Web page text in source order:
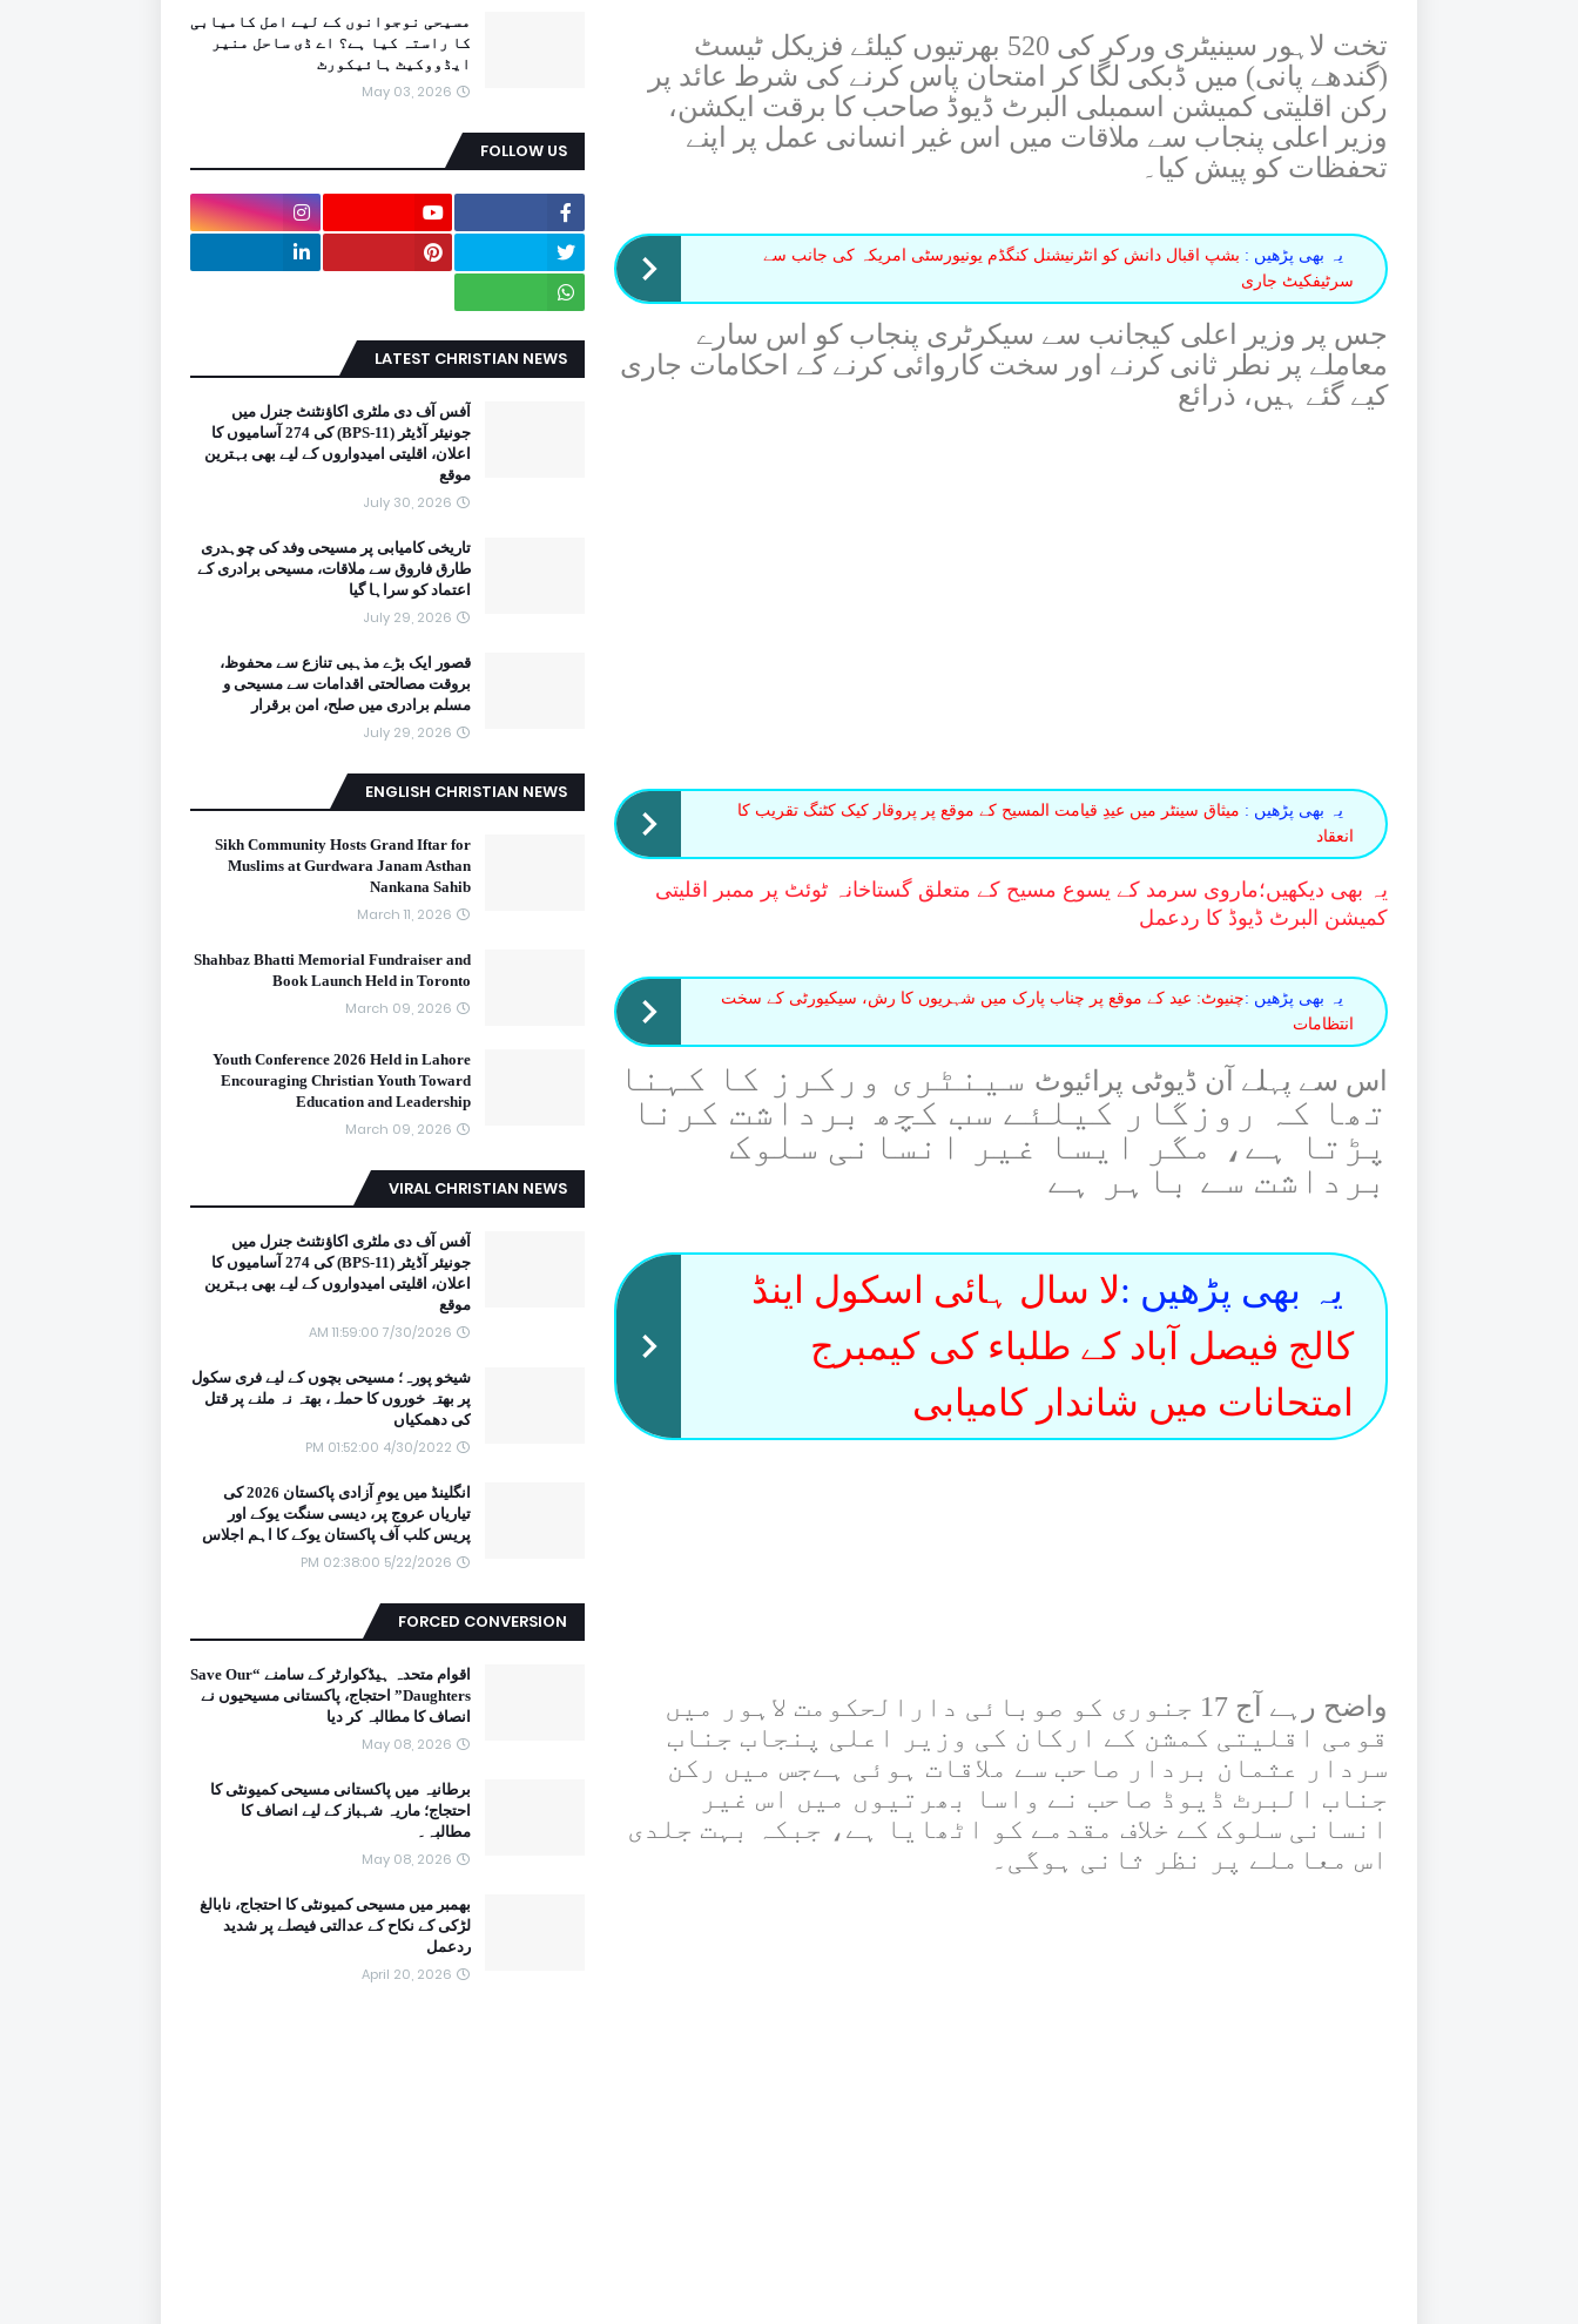
تخت لاہور سینیٹری ورکر کی 520 بھرتیوں کیلئے فزیکل ٹیسٹ
(گندھے پانی) میں ڈبکی لگا کر امتحان پاس کرنے کی شرط عائد پر
رکن اقلیتی کمیشن اسمبلی البرٹ ڈیوڈ صاحب کا برقت ایکشن،
وزیر اعلی پنجاب سے ملاقات میں اس غیر انسانی عمل پر اپنے
تحفظات کو پیش کیا۔
یہ بھی پڑھیں : بشپ اقبال دانش کو انٹرنیشنل کنگڈم یونیورسٹی امریکہ کی جانب سے
سرٹیفکیٹ جاری
جس پر وزیر اعلی کیجانب سے سیکرٹری پنجاب کو اس سارے
معاملے پر نطر ثانی کرنے اور سخت کاروائی کرنے کے احکامات جاری
کیے گئے ہیں، ذرائع
یہ بھی پڑھیں : میثاق سینٹر میں عیدِ قیامت المسیح کے موقع پر پروقار کیک کٹنگ تقریب کا
انعقاد
یہ بھی دیکھیں؛ماروی سرمد کے یسوع مسیح کے متعلق گستاخانہ ٹوئٹ پر ممبر اقلیتی
کمیشن البرٹ ڈیوڈ کا ردعمل
یہ بھی پڑھیں :چنیوٹ: عید کے موقع پر چناب پارک میں شہریوں کا رش، سیکیورٹی کے سخت
انتظامات
اس سے پہلے آن ڈیوٹی پرائیوٹ سینٹری ورکرز کا کہنا
تھا کہ روزگار کیلئے سب کچھ برداشت کرنا
پڑتا ہے، مگر ایسا غیر انسانی سلوک
برداشت سے باہر ہے
یہ بھی پڑھیں :لا سال ہائی اسکول اینڈ
کالج فیصل آباد کے طلباء کی کیمبرج
امتحانات میں شاندار کامیابی
واضح رہے آج 17 جنوری کو صوبائی دارالحکومت لاہور میں
قومی اقلیتی کمشن کے ارکان کی وزیر اعلی پنجاب جناب
سردار عثمان بردار صاحب سے ملاقات ہوئی ہےجس میں رکن
جناب البرٹ ڈیوڈ صاحب نے واسا بھرتیوں میں اس غیر
انسانی سلوک کے خلاف مقدمے کو اٹھایا ہے، جبکہ بہت جلدی
اس معاملے پر نظر ثانی ہوگی۔
مسیحی نوجوانوں کے لیے اصل کامیابی
کا راستہ کیا ہے؟ اے ڈی ساحل منیر
ایڈووکیٹ ہائیکورٹ
May 03, 2026
FOLLOW US
LATEST CHRISTIAN NEWS
آفس آف دی ملٹری اکاؤنٹنٹ جنرل میں
جونیئر آڈیٹر (BPS-11) کی 274 آسامیوں کا
اعلان، اقلیتی امیدواروں کے لیے بھی بہترین
موقع
July 30, 2026
تاریخی کامیابی پر مسیحی وفد کی چوہدری
طارق فاروق سے ملاقات، مسیحی برادری کے
اعتماد کو سراہا گیا
July 29, 2026
قصور ایک بڑے مذہبی تنازع سے محفوظ،
بروقت مصالحتی اقدامات سے مسیحی و
مسلم برادری میں صلح، امن برقرار
July 29, 2026
ENGLISH CHRISTIAN NEWS
Sikh Community Hosts Grand Iftar for
Muslims at Gurdwara Janam Asthan
Nankana Sahib
March 11, 2026
Shahbaz Bhatti Memorial Fundraiser and
Book Launch Held in Toronto
March 09, 2026
Youth Conference 2026 Held in Lahore
Encouraging Christian Youth Toward
Education and Leadership
March 09, 2026
VIRAL CHRISTIAN NEWS
آفس آف دی ملٹری اکاؤنٹنٹ جنرل میں
جونیئر آڈیٹر (BPS-11) کی 274 آسامیوں کا
اعلان، اقلیتی امیدواروں کے لیے بھی بہترین
موقع
7/30/2026 11:59:00 AM
شیخو پورہ؛ مسیحی بچوں کے لیے فری سکول
پر بھتہ خوروں کا حملہ، بھتہ نہ ملنے پر قتل
کی دھمکیاں
4/30/2022 01:52:00 PM
انگلینڈ میں یومِ آزادی پاکستان 2026 کی
تیاریاں عروج پر، دیسی سنگت یوکے اور
پریس کلب آف پاکستان یوکے کا اہم اجلاس
5/22/2026 02:38:00 PM
FORCED CONVERSION
اقوام متحدہ ہیڈکوارٹر کے سامنے “Save Our
Daughters” احتجاج، پاکستانی مسیحیوں نے
انصاف کا مطالبہ کر دیا
May 08, 2026
برطانیہ میں پاکستانی مسیحی کمیونٹی کا
احتجاج؛ ماریہ شہباز کے لیے انصاف کا
مطالبہ۔
May 08, 2026
بھمبر میں مسیحی کمیونٹی کا احتجاج، نابالغ
لڑکی کے نکاح کے عدالتی فیصلے پر شدید
ردعمل
April 20, 2026